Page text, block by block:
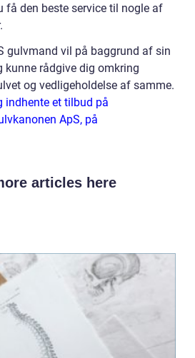
få den beste service til nogle af
gulvmand vil på baggrund af sin
kunne rådgive dig omkring
og vedligeholdelse af samme.
indhente et tilbud på
ApS, på
articles here